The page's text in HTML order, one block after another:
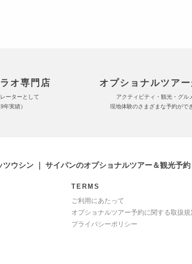
オ専門店
ーターとして
実績）
オプショナルツア
アクティビティ・観光・グル
現地体験のさまざまな予約がで
ツウシン ｜ サイパンのオプショナルツアー＆観光予約
TERMS
ご利用にあたって
オプショナルツアー予約に関する取扱規
プライバシーポリシー